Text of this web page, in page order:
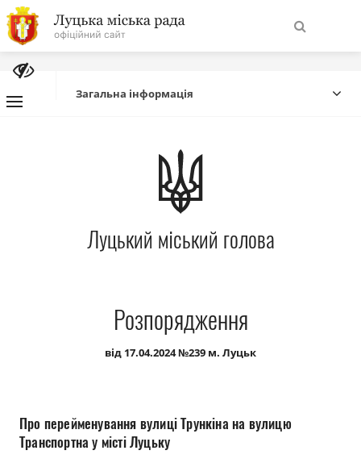
На
головну
Про місто
Міська влада
Міська рада
Публічна інформація
Документи
Загальна інформація
Луцький міський голова
Розпорядження
від 17.04.2024 №239 м. Луцьк
Про перейменування вулиці Трункіна на вулицю
Транспортна у місті Луцьку